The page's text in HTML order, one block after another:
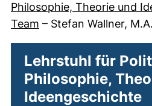
Philosophie, Theorie und
Team – Stefan Wallner, M.A.
Lehrstuhl für
Philosophie,
Ideengeschichte